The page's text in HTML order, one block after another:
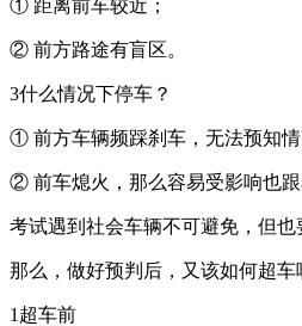
① 距离前车较近；
② 前方路途有盲区。
3什么情况下停车？
① 前方车辆频踩刹车，无法预知情
② 前车熄火，那么容易受影响也跟
考试遇到社会车辆不可避免，但
那么，做好预判后，又该如何超车
1 超车前